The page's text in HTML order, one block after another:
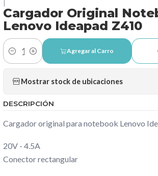
Cargador Original
Lenovo Ideapad Z410
Cantidad
Agregar al Carro
Mostrar stock de ubicaciones
DESCRIPCIÓN
Cargador original para notebook Lenovo
20V - 4.5A
Conector rectangular